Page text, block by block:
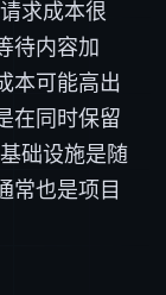
求成本很
待内容加
本可能高出
在同时保留
础设施是随
常也是项目